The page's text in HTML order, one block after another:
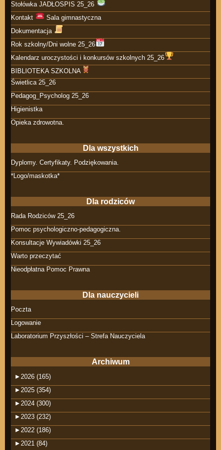
Stołówka JADŁOSPIS 25_26
Kontakt
Sala gimnastyczna
Dokumentacja
Rok szkolny/Dni wolne 25_26
Kalendarz uroczystości i konkursów szkolnych 25_26
BIBLIOTEKA SZKOLNA
Świetlica 25_26
Pedagog_Psycholog 25_26
Higienistka
Opieka zdrowotna.
Dla wszystkich
Dyplomy. Certyfikaty. Podziękowania.
*Logo/maskotka*
Dla rodziców
Rada Rodziców 25_26
Pomoc psychologiczno-pedagogiczna.
Konsultacje Wywiadówki 25_26
Warto przeczytać
Nieodpłatna Pomoc Prawna
Dla nauczycieli
Poczta
Logowanie
Laboratorium Przyszłości – Strefa Nauczyciela
Archiwum
► 2026 (165)
► 2025 (354)
► 2024 (300)
► 2023 (232)
► 2022 (186)
► 2021 (84)